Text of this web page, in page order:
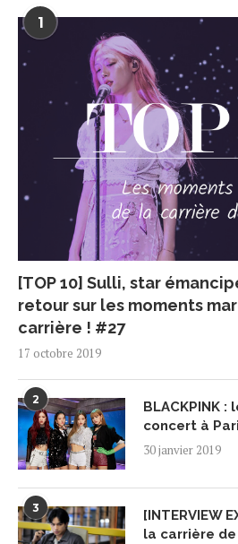
1
[TOP 10] Sulli, star
retour sur les moments
carrière ! #27
17 octobre 2019
2
BLACKPINK
concert à
30 janvier 2019
3
[INTERVIEW
la carrière